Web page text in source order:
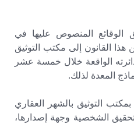
الوقائع المنصوص عليها في
الثانية من المادة (5) من هذا القانون إلى مكتب التوثيق
الواقعة خلال خمسة عشر
المعدة لذلك.
التوثيق بالشهر العقاري
الشخصية وجهة إصدارها،